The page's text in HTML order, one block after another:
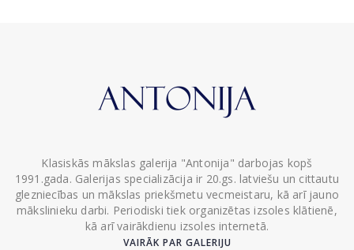
Klasiskās mākslas galerija "Antonija" darbojas kopš
1991.gada. Galerijas specializācija ir 20.gs. latviešu un cittautu
glezniecības un mākslas priekšmetu vecmeistaru, kā arī jauno
mākslinieku darbi. Periodiski tiek organizētas izsoles klātienē,
kā arī vairākdienu izsoles internetā.
VAIRĀK PAR GALERIJU